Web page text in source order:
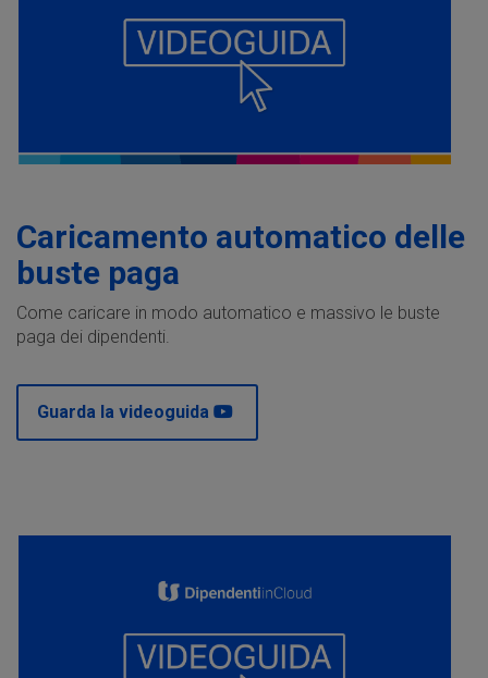
Caricamento automatico delle
buste paga
Come caricare in modo automatico e massivo le buste
paga dei dipendenti.
Guarda la videoguida